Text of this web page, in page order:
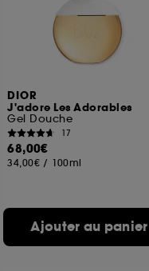
DIOR
J'adore Les Adorables
Gel Douche
17
68,00€
34,00€ / 100ml
Ajouter au panier